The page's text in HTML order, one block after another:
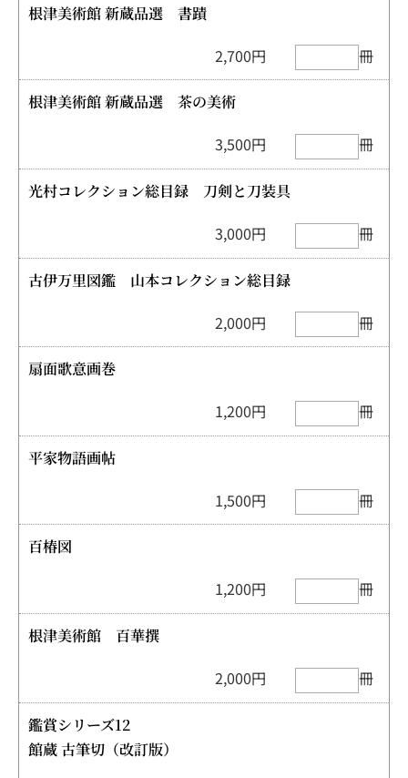
根津美術館 新蔵品選 書蹟
2,700円
冊
根津美術館 新蔵品選 茶の美術
3,500円
冊
光村コレクション総目録 刀剣と刀装具
3,000円
冊
古伊万里図鑑 山本コレクション総目録
2,000円
冊
扇面歌意画巻
1,200円
冊
平家物語画帖
1,500円
冊
百椿図
1,200円
冊
根津美術館 百華撰
2,000円
冊
鑑賞シリーズ12
館蔵 古筆切（改訂版）